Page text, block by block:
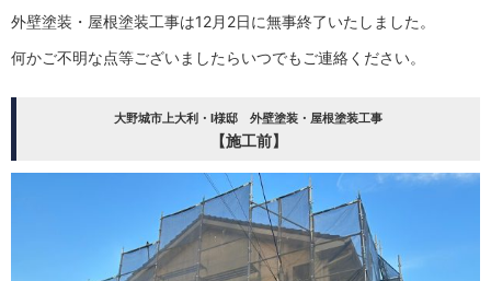
外壁塗装・屋根塗装工事は12月2日に無事終了いたしました。
何かご不明な点等ございましたらいつでもご連絡ください。
大野城市上大利・I様邸 外壁塗装・屋根塗装工事
【施工前】